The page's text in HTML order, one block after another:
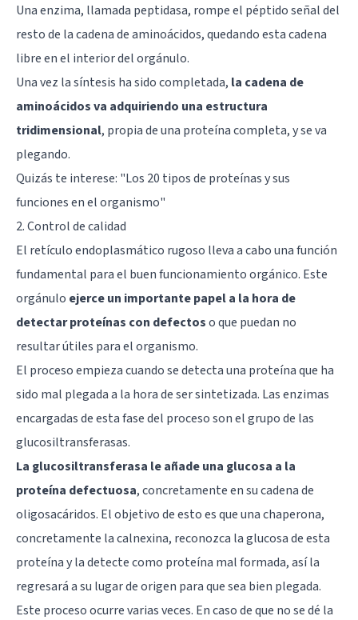
Una enzima, llamada peptidasa, rompe el péptido señal del
resto de la cadena de aminoácidos, quedando esta cadena
libre en el interior del orgánulo.
Una vez la síntesis ha sido completada, la cadena de
aminoácidos va adquiriendo una estructura
tridimensional, propia de una proteína completa, y se va
plegando.
Quizás te interese: "Los 20 tipos de proteínas y sus
funciones en el organismo"
2. Control de calidad
El retículo endoplasmático rugoso lleva a cabo una función
fundamental para el buen funcionamiento orgánico. Este
orgánulo ejerce un importante papel a la hora de
detectar proteínas con defectoso que puedan no
resultar útiles para el organismo.
El proceso empieza cuando se detecta una proteína que ha
sido mal plegada a la hora de ser sintetizada. Las enzimas
encargadas de esta fase del proceso son el grupo de las
glucosiltransferasas.
La glucosiltransferasa le añade una glucosa a la
proteína defectuosa, concretamente en su cadena de
oligosacáridos. El objetivo de esto es que una chaperona,
concretamente la calnexina, reconozca la glucosa de esta
proteína y la detecte como proteína mal formada, así la
regresará a su lugar de origen para que sea bien plegada.
Este proceso ocurre varias veces. En caso de que no se dé la